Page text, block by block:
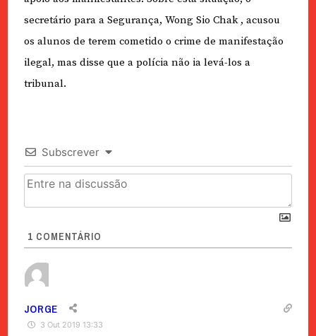
secretário para a Segurança, Wong Sio Chak , acusou
os alunos de terem cometido o crime de manifestação
ilegal, mas disse que a polícia não ia levá-los a
tribunal.
Subscrever
1 COMENTÁRIO
JORGE
3 Out 2019 13:33